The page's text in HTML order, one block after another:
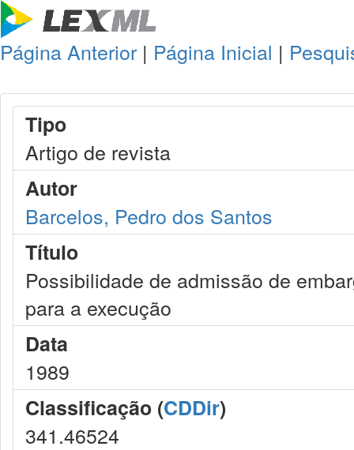
Página Anterior | Página Inicial |
Tipo
Artigo de revista
Autor
Barcelos, Pedro dos Santos
Título
Possibilidade de admissão de
para a execução
Data
1989
Classificação (CDDir)
341.46524